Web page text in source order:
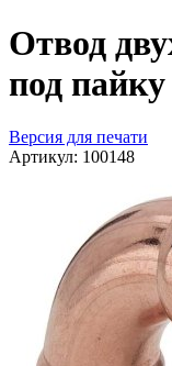
Отвод
под
Версия для печати
Артикул: 100148